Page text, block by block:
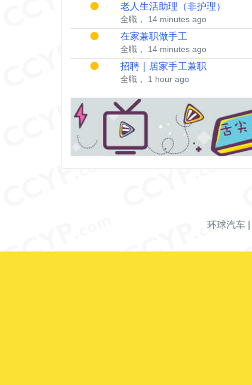
老人生活助理（非护理）
全職， 14 minutes ago
在家兼职做手工
全職， 14 minutes ago
招聘｜居家手工兼职
全職， 1 hour ago
环球汽车